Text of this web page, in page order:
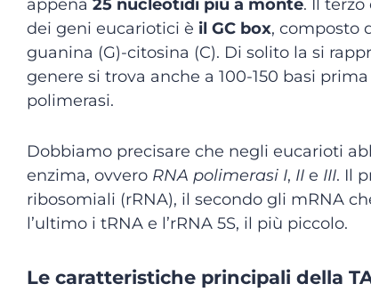
appena 25 nucleotidi più a monte. Il
dei geni eucariotici è il GC box, composto
guanina (G)-citosina (C). Di solito la si
genere si trova anche a 100-150 basi
polimerasi.
Dobbiamo precisare che negli eucarioti
enzima, ovvero RNA polimerasi I, II e III. Il
ribosomiali (rRNA), il secondo gli mRNA
l’ultimo i tRNA e l’rRNA 5S, il più piccolo.
Le caratteristiche principali della